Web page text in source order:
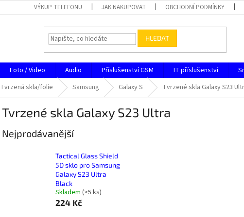
VÝKUP TELEFONU JAK NAKUPOVAT OBCHODNÍ PODMÍNKY
HLEDAT
Foto / Video Audio Příslušenství GSM IT příslušenství
Tvrzená skla/folie Samsung Galaxy S Tvrzené skla Galaxy S23
Tvrzené skla Galaxy S23 Ultra
Nejprodávanější
Tactical Glass Shield
5D sklo pro Samsung
Galaxy S23 Ultra
Black
Skladem (>5 ks)
224 Kč